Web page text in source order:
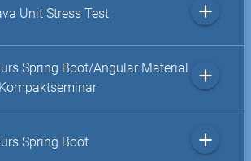
Unit Stress Test add
Spring Boot/Angular Material
add
Spring Boot add